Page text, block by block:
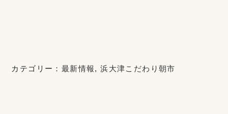
カテゴリー： 最新情報,浜大津こだわり朝市